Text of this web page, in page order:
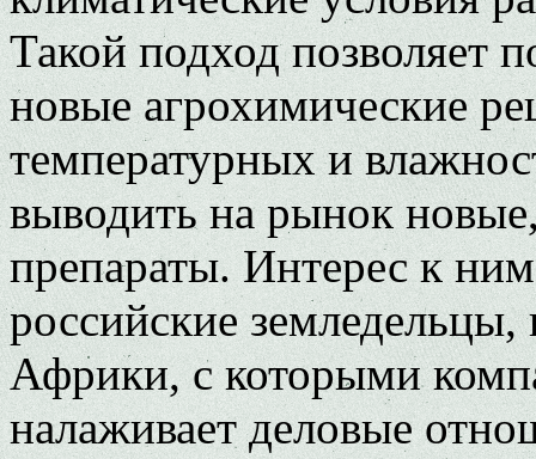
Такой подход позволяет
новые агрохимические
температурных и
выводить на рынок
препараты. Интерес к
российские
Африки, с которыми
налаживает деловые